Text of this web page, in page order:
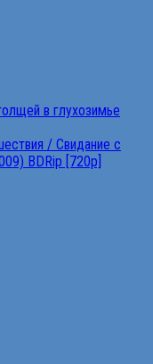
в глухозимье
/ Свидание с
BDRip [720p]